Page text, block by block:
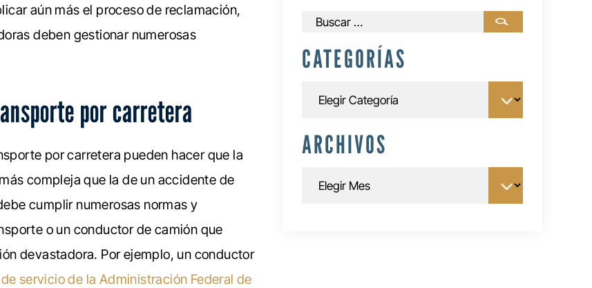
aún más el proceso de reclamación,
deben gestionar numerosas
por carretera
por carretera pueden hacer que la
compleja que la de un accidente de
cumplir numerosas normas y
o un conductor de camión que
devastadora. Por ejemplo, un conductor
servicio de la Administración Federal de
Buscar:
CATEGORÍAS
ARCHIVOS